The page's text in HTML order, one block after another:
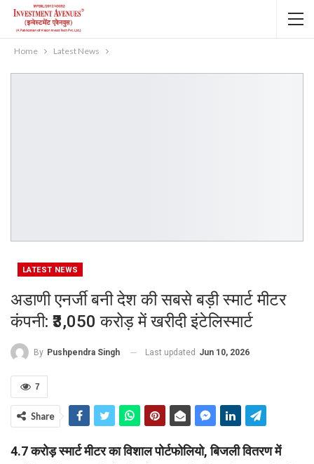
Home Latest News
LATEST NEWS
अडाणी एनर्जी बनी देश की सबसे बड़ी स्मार्ट मीटर
कंपनी: ₹3,050 करोड़ में खरीदी इंटेलिस्मार्ट
By Pushpendra Singh Last updated Jun 10, 2026
7
Share
4.7 करोड़ स्मार्ट मीटर का विशाल पोर्टफोलियो, बिजली वितरण में